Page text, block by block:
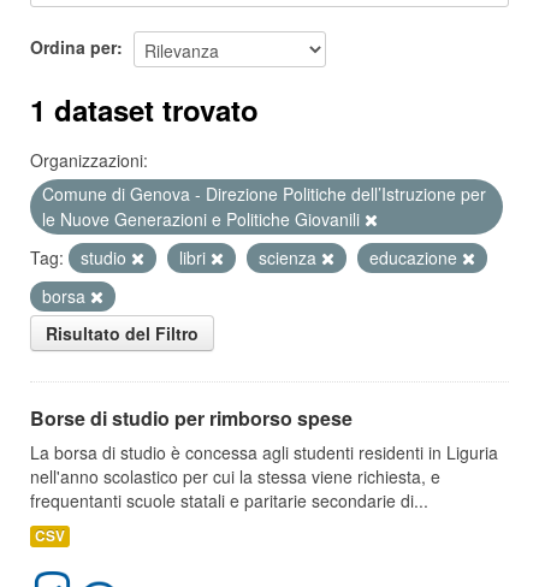
Ordina per
1 dataset trovato
Organizzazioni:
Comune di Genova - Direzione Politiche dell’Istruzione per
le Nuove Generazioni e Politiche Giovanili
Tag:
studio libri scienza
educazione
borsa
Risultato del Filtro
Borse di studio per rimborso spese
La borsa di studio è concessa agli studenti residenti in Liguria
nell'anno scolastico per cui la stessa viene richiesta, e
frequentanti scuole statali e paritarie secondarie di...
CSV